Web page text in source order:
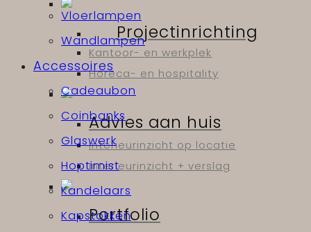
Projectinrichting
Kantoor- en werkplek
Horeca- en hospitality
Advies aan huis
Interieurinzicht op locatie
Interieurinzicht + verslag
Portfolio
Vloerlampen
Wandlampen
Accessoires
Cadeaubon
Coinbanks
Glaswerk
Hoptimist
Kandelaars
Kapstokken